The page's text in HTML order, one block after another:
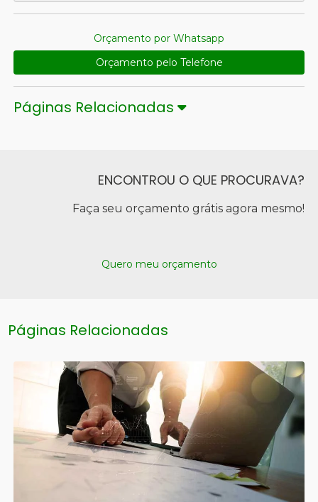
Orçamento por Whatsapp
Orçamento pelo Telefone
Páginas Relacionadas
ENCONTROU O QUE PROCURAVA?
Faça seu orçamento grátis agora mesmo!
Quero meu orçamento
Páginas Relacionadas